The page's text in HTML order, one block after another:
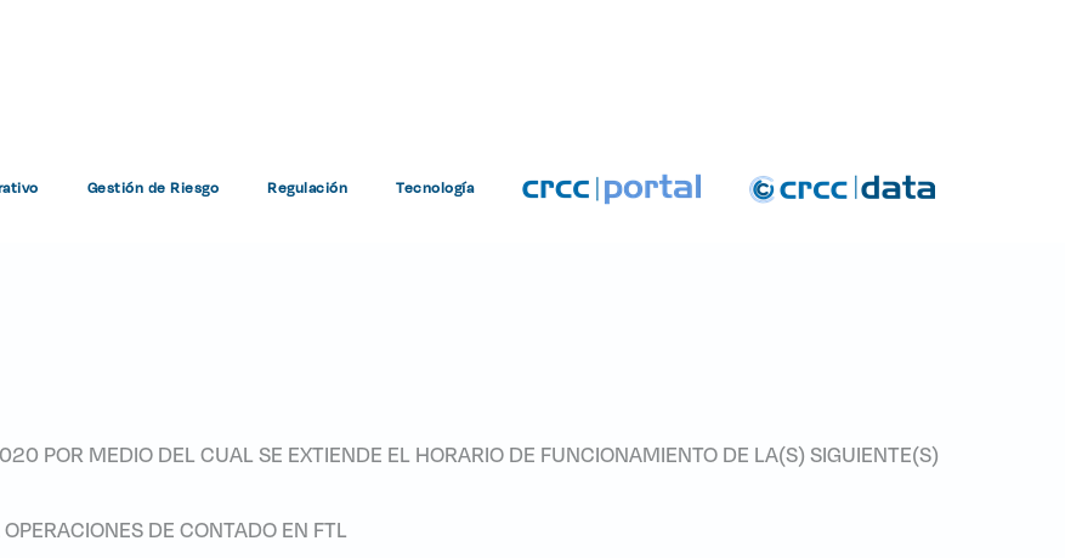
Gestión de Riesgo Regulación Tecnología
Contrapartida Central Instructivos 2020
Boletines Normativos Contrapartida Central Instructivos 2020
POR MEDIO DEL CUAL SE EXTIENDE EL HORARIO DE FUNCIONAMIENTO DE LA(S) SIGUIENTE(S)
DE CONTADO EN FTL